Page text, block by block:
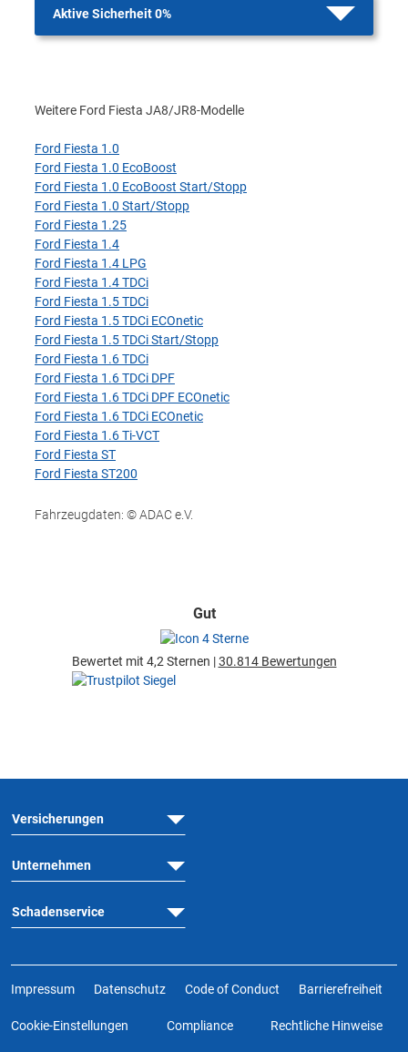
Aktive Sicherheit 0%
Weitere Ford Fiesta JA8/JR8-Modelle
Ford Fiesta 1.0
Ford Fiesta 1.0 EcoBoost
Ford Fiesta 1.0 EcoBoost Start/Stopp
Ford Fiesta 1.0 Start/Stopp
Ford Fiesta 1.25
Ford Fiesta 1.4
Ford Fiesta 1.4 LPG
Ford Fiesta 1.4 TDCi
Ford Fiesta 1.5 TDCi
Ford Fiesta 1.5 TDCi ECOnetic
Ford Fiesta 1.5 TDCi Start/Stopp
Ford Fiesta 1.6 TDCi
Ford Fiesta 1.6 TDCi DPF
Ford Fiesta 1.6 TDCi DPF ECOnetic
Ford Fiesta 1.6 TDCi ECOnetic
Ford Fiesta 1.6 Ti-VCT
Ford Fiesta ST
Ford Fiesta ST200
Fahrzeugdaten: © ADAC e.V.
Gut
Bewertet mit 4,2 Sternen |30.814 Bewertungen
Versicherungen
Unternehmen
Schadenservice
Impressum Datenschutz Code of Conduct Barrierefreiheit
Cookie-Einstellungen Compliance Rechtliche Hinweise